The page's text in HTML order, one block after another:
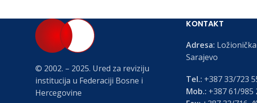
© 2002. – 2025. Ured za reviziju
institucija u Federaciji Bosne i
Hercegovine
KONTAKT
Adresa:
Sarajevo
Tel.: +387 33/723
Mob.: +387 61/985